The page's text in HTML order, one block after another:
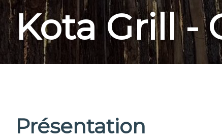
Kota Grill -
Présentation